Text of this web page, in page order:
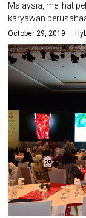
Malaysia, melihat
karyawan
October 29, 2019